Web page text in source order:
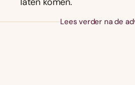
Lees verder na de